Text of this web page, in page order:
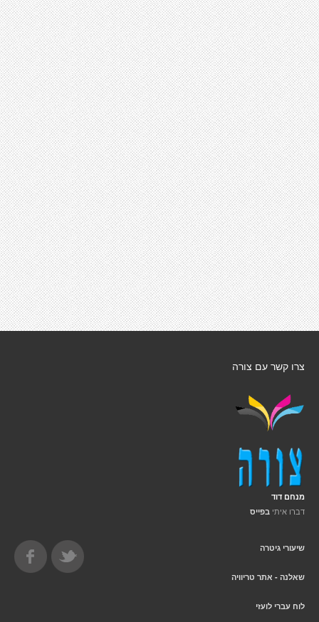
צרו קשר עם צורה
מנחם דוד
דברו איתי בפייס
שיעורי גיטרה
שאלנה - אתר טריוויה
לוח עברי לועזי